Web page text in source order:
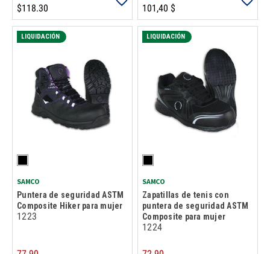
$118.30
101,40 $
LIQUIDACIÓN
SAMCO
Puntera de seguridad ASTM
Composite Hiker para mujer
1223
LIQUIDACIÓN
SAMCO
Zapatillas de tenis con
puntera de seguridad ASTM
Composite para mujer
1224